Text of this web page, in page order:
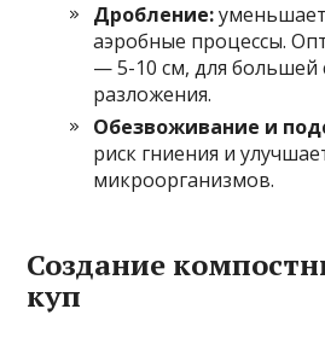
Дробление:
аэробные процессы.
— 5-10 см, для большей
разложения.
Обезвоживание и
риск гниения и
микроорганизмов.
Создание
куп